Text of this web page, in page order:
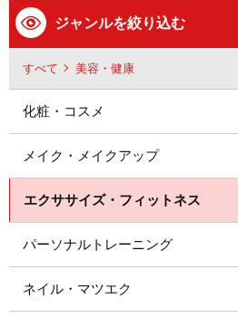
ジャンルを絞り込む
すべて 美容・健康
化粧・コスメ
メイク・メイクアップ
エクササイズ・フィットネス
パーソナルトレーニング
ネイル・マツエク